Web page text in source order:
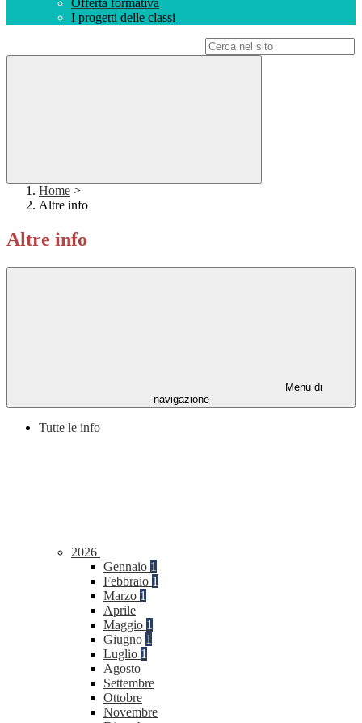
Offerta formativa
I progetti delle classi
Home >
Altre info
Altre info
Menu di
navigazione
Tutte le info
2026
Gennaio 1
Febbraio 1
Marzo 1
Aprile
Maggio 1
Giugno 1
Luglio 1
Agosto
Settembre
Ottobre
Novembre